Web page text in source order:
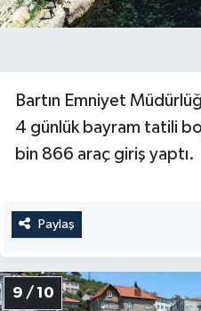
Bartın Emniyet
4 günlük bayram tatili
bin 866 araç giriş yaptı.
Paylaş
9 / 10